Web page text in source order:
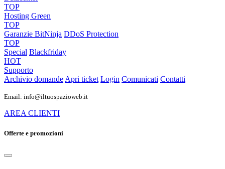
TOP
Hosting Green
TOP
Garanzie BitNinja DDoS Protection
TOP
Special Blackfriday
HOT
Supporto
Archivio domandeApri ticket Login Comunicati Contatti
Email: info@iltuospazioweb.it
AREA CLIENTI
Offerte e promozioni